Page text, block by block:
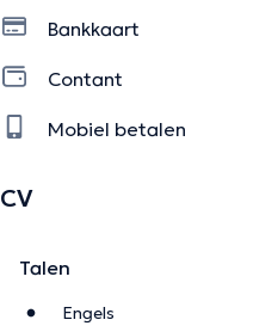
Bankkaart
Contant
Mobiel betalen
CV
Talen
Engels